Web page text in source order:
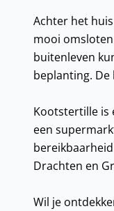
Achter het
mooi
buitenleven
beplanting.
Kootstertille is
een
Drachten en
Wil je